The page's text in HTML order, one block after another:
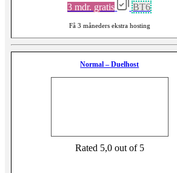
3 mdr. gratis BT6
Få 3 måneders ekstra hosting
Normal – Duelhost
Rated 5,0 out of 5